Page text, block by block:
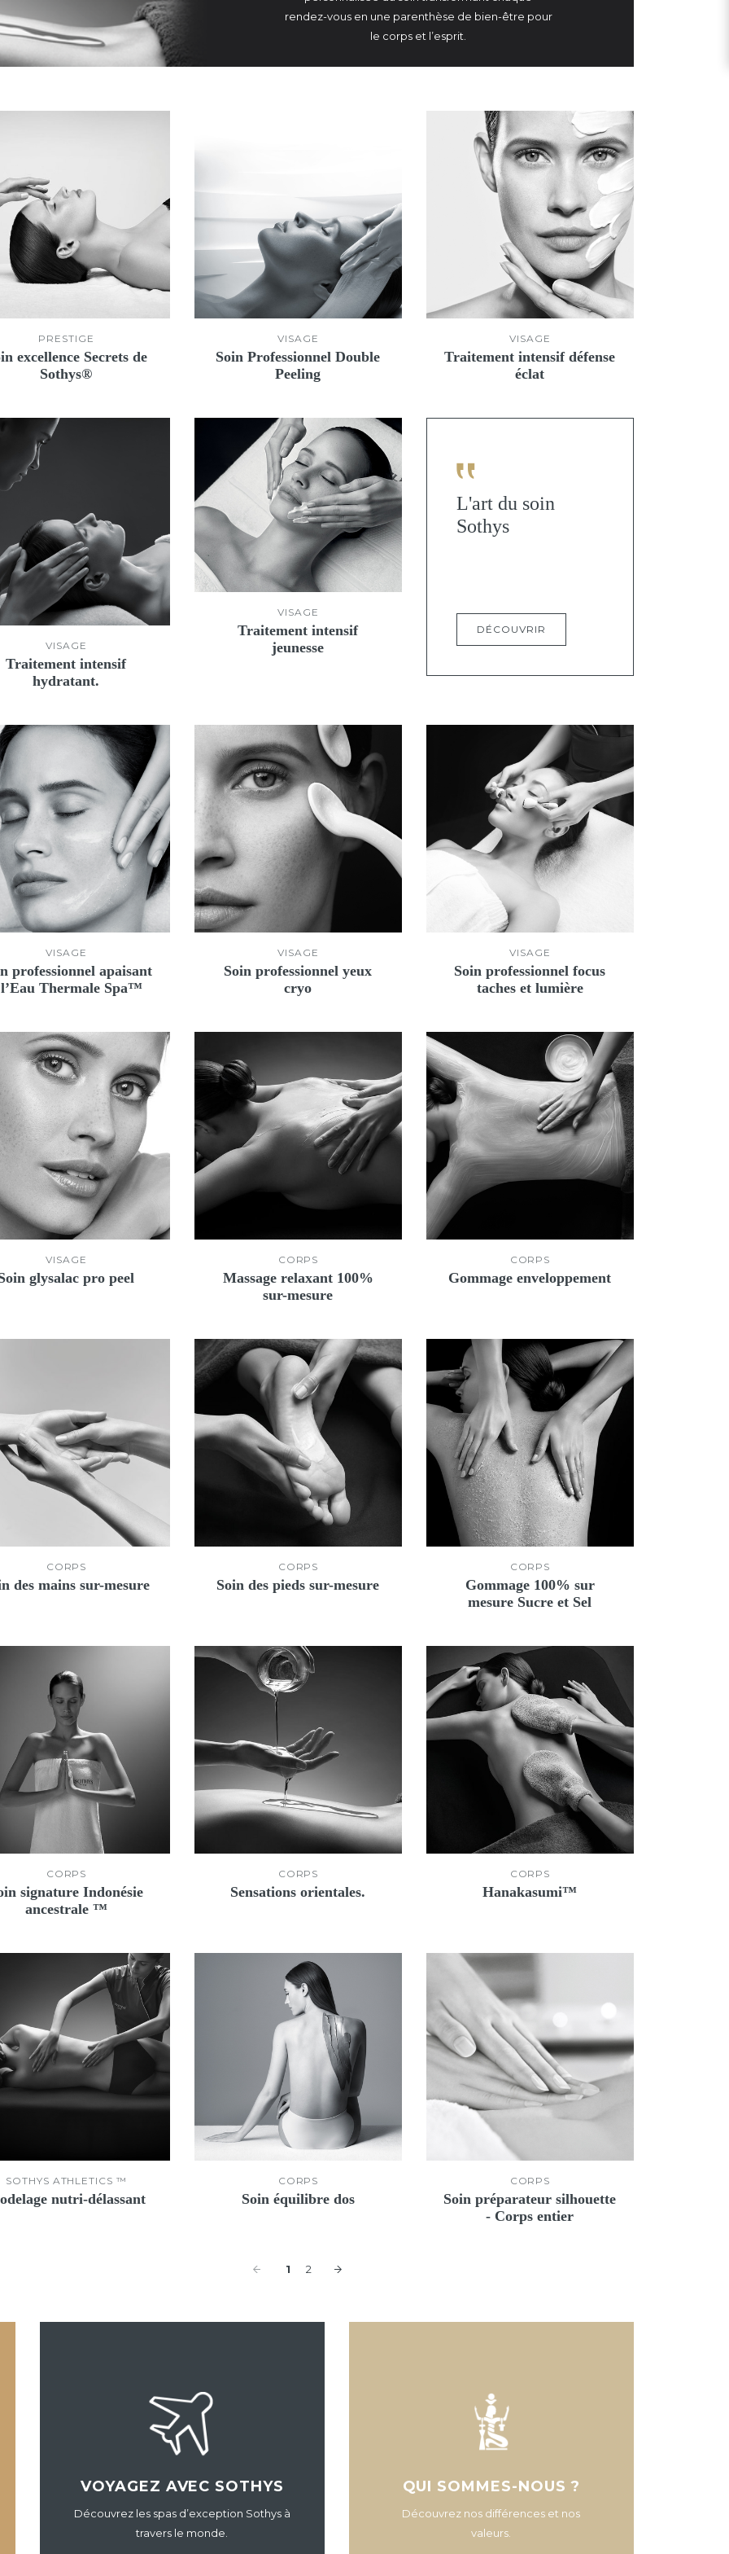
rendez-vous en une parenthèse de bien-être pour
le corps et l’esprit.
PRESTIGE
excellence Secrets de
Sothys®
VISAGE
Soin Professionnel Double
Peeling
VISAGE
Traitement intensif défense
éclat
VISAGE
Traitement intensif
hydratant.
VISAGE
Traitement intensif
jeunesse
L'art du soin
Sothys
DÉCOUVRIR
VISAGE
professionnel apaisant
Thermale Spa™
VISAGE
Soin professionnel yeux
cryo
VISAGE
Soin professionnel focus
taches et lumière
VISAGE
glysalac pro peel
CORPS
Massage relaxant 100%
sur-mesure
CORPS
Gommage enveloppement
CORPS
des mains sur-mesure
CORPS
Soin des pieds sur-mesure
CORPS
Gommage 100% sur
mesure Sucre et Sel
CORPS
signature Indonésie
ancestrale ™
CORPS
Sensations orientales.
CORPS
Hanakasumi™
SOTHYS ATHLETICS ™
nutri-délassant
CORPS
Soin équilibre dos
CORPS
Soin préparateur silhouette
- Corps entier
1 2
VOYAGEZ AVEC SOTHYS
Découvrez les spas d’exception Sothys à
travers le monde.
QUI SOMMES-NOUS ?
Découvrez nos différences et nos
valeurs.